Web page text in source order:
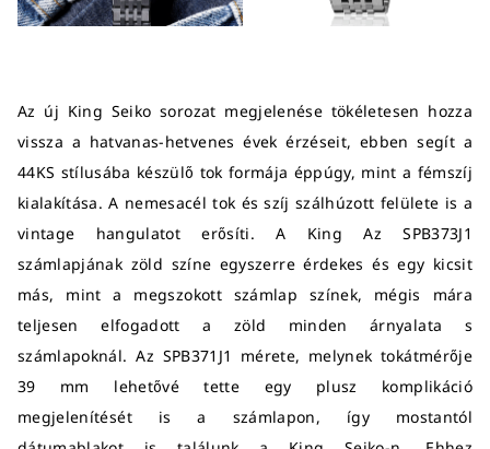
Az új King Seiko sorozat megjelenése tökéletesen hozza
vissza a hatvanas-hetvenes évek érzéseit, ebben segít a
44KS stílusába készülő tok formája éppúgy, mint a fémszíj
kialakítása. A nemesacél tok és szíj szálhúzott felülete is a
vintage hangulatot erősíti. A King Az SPB373J1
számlapjának zöld színe egyszerre érdekes és egy kicsit
más, mint a megszokott számlap színek, mégis mára
teljesen elfogadott a zöld minden árnyalata s
számlapoknál. Az SPB371J1 mérete, melynek tokátmérője
39 mm lehetővé tette egy plusz komplikáció
megjelenítését is a számlapon, így mostantól